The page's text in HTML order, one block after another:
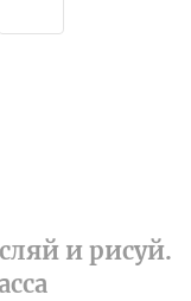
и рисуй.